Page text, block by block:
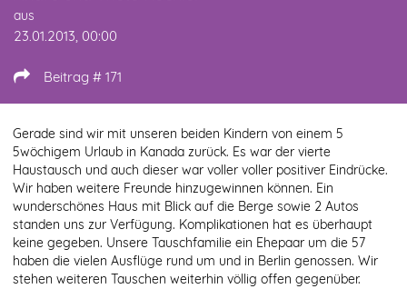
aus
23.01.2013, 00:00
Beitrag # 171
Gerade sind wir mit unseren beiden Kindern von einem 5
5wöchigem Urlaub in Kanada zurück. Es war der vierte
Haustausch und auch dieser war voller voller positiver Eindrücke.
Wir haben weitere Freunde hinzugewinnen können. Ein
wunderschönes Haus mit Blick auf die Berge sowie 2 Autos
standen uns zur Verfügung. Komplikationen hat es überhaupt
keine gegeben. Unsere Tauschfamilie ein Ehepaar um die 57
haben die vielen Ausflüge rund um und in Berlin genossen. Wir
stehen weiteren Tauschen weiterhin völlig offen gegenüber.